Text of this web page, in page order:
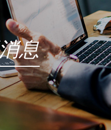
息